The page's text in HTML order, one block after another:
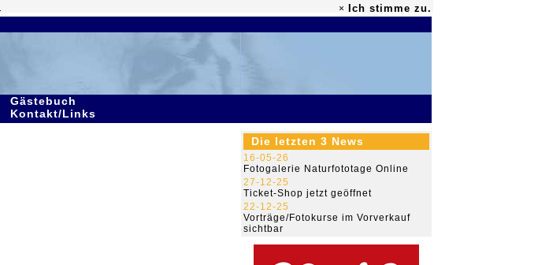
× Ich stimme zu.
Gästebuch
Kontakt/Links
Die letzten 3 News
16-05-26
Fotogalerie Naturfototage Online
27-12-25
Ticket-Shop jetzt geöffnet
22-12-25
Vorträge/Fotokurse im Vorverkauf
sichtbar